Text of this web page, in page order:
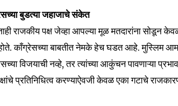
बुडत्या जहाजाचे संकेत
राजकीय पक्ष जेव्हा आपल्या मूळ मतदारांना सोडून
काँग्रेसच्या बाबतीत नेमके हेच घडत आहे. मुस्लिम
विजयाची नव्हे, तर त्यांच्या आकुंचन पावणाऱ्या
प्रतिनिधित्व करण्याऐवजी केवळ एका गटाचे